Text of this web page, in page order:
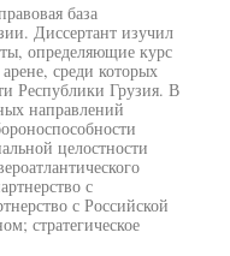
база
Диссертант изучил
определяющие курс
среди которых
Республики Грузия. В
направлений
целостности
с
с Российской
стратегическое